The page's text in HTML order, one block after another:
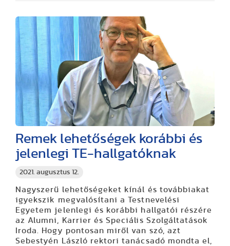
2021. augusztus 12.
Remek lehetőségek korábbi és
jelenlegi TE-hallgatóknak
Nagyszerű lehetőségeket kínál és továbbiakat
igyekszik megvalósítani a Testnevelési
Egyetem jelenlegi és korábbi hallgatói részére
az Alumni, Karrier és Speciális Szolgáltatások
Iroda. Hogy pontosan miről van szó, azt
Sebestyén László rektori tanácsadó mondta el,